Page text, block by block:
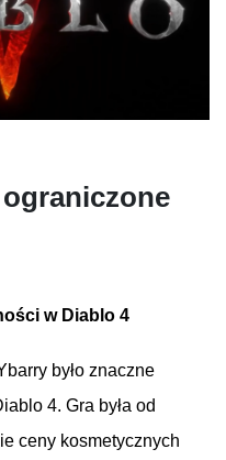
ograniczone
w Diablo 4
było znaczne
4. Gra była od
ceny kosmetycznych